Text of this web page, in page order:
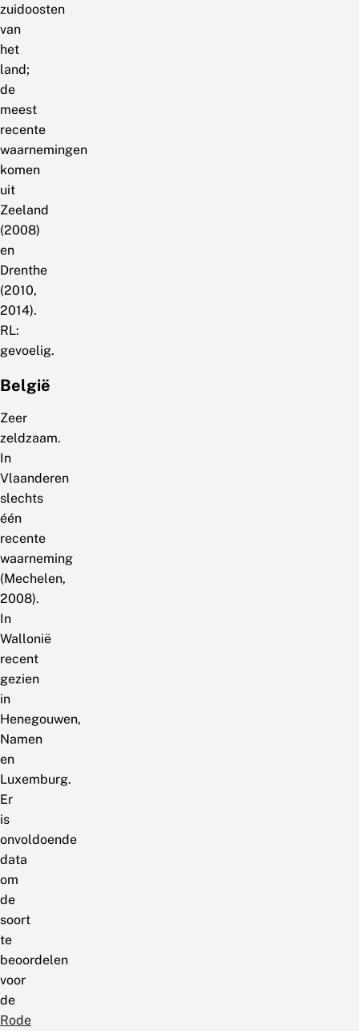
zuidoosten
van
het
land;
de
meest
recente
waarnemingen
komen
uit
Zeeland
(2008)
en
Drenthe
(2010,
2014).
RL:
gevoelig.
België
Zeer
zeldzaam.
In
Vlaanderen
slechts
één
recente
waarneming
(Mechelen,
2008).
In
Wallonië
recent
gezien
in
Henegouwen,
Namen
en
Luxemburg.
Er
is
onvoldoende
data
om
de
soort
te
beoordelen
voor
de
Rode